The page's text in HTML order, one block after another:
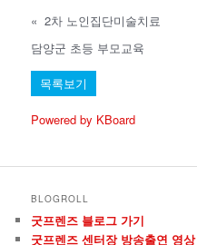
« 2차 노인집단미술치료
담양군 초등 부모교육
목록보기
Powered by KBoard
BLOGROLL
굿프렌즈 블로그 가기
굿프렌즈 센터장 방송출연 영상